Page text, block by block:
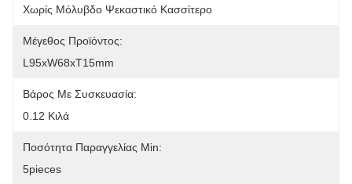
Χωρίς Μόλυβδο Ψεκαστικό Κασσίτερο
Μέγεθος Προϊόντος:
L95xW68xT15mm
Βάρος Με Συσκευασία:
0.12 Κιλά
Ποσότητα Παραγγελίας Min:
5pieces